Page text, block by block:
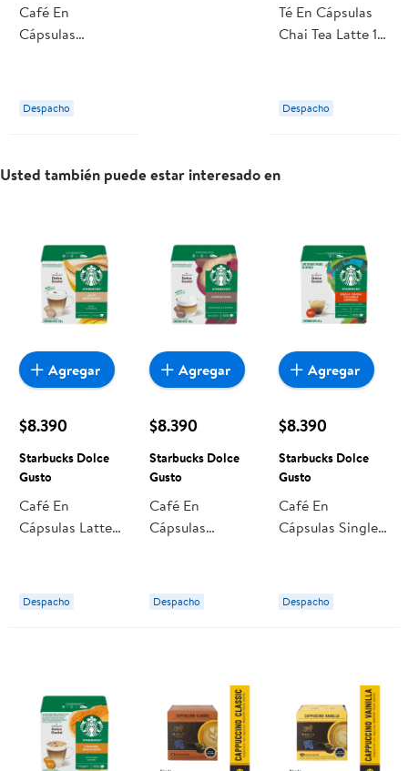
Café En
Cápsulas
Nescafé Dolce
Gusto
Despacho
Té En Cápsulas
Chai Tea Latte 10
Gusto
Despacho
Usted también puede estar interesado en
$8.390
Starbucks Dolce
Gusto
Café En
Cápsulas Latte
Starbucks Dolce
Gusto
Despacho
Agregar
$8.390
Starbucks Dolce
Gusto
Café En
Cápsulas
Starbucks Dolce
Gusto
Despacho
Agregar
$8.390
Starbucks Dolce
Gusto
Café En
Cápsulas Single-
Tazas 66 g
Starbucks Dolce
Despacho
Agregar